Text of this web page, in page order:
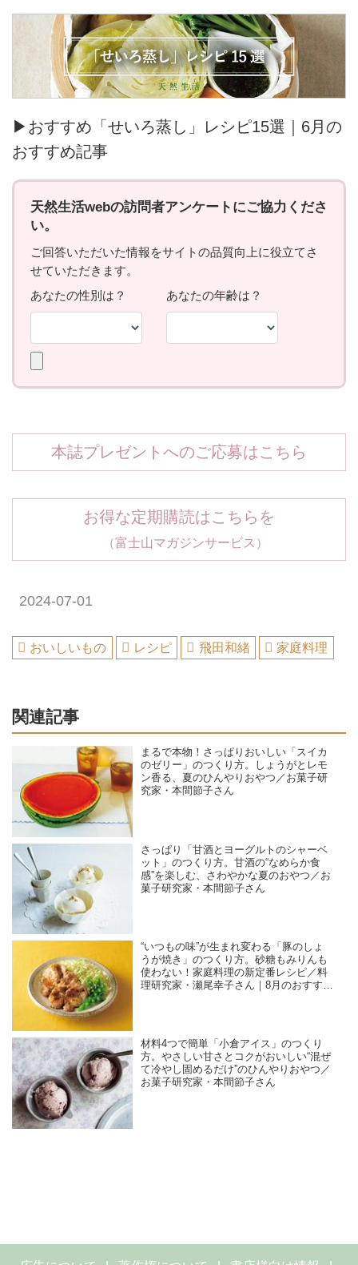
▶おすすめ「せいろ蒸し」レシピ15選｜6月の
おすすめ記事
本誌プレゼントへのご応募はこちら
お得な定期購読はこちらを
（富士山マガジンサービス）
2024-07-01
おいしいもの レシピ 飛田和緒 家庭料理
関連記事
まるで本物！さっぱりおいしい「スイカ
のゼリー」のつくり方。しょうがとレモ
ン香る、夏のひんやりおやつ／お菓子研
究家・本間節子さん
さっぱり「甘酒とヨーグルトのシャーベ
ット」のつくり方。甘酒の“なめらか食
感”を楽しむ、さわやかな夏のおやつ／お
菓子研究家・本間節子さん
“いつもの味”が生まれ変わる「豚のしょ
うが焼き」のつくり方。砂糖もみりんも
使わない！家庭料理の新定番レシピ／料
理研究家・瀬尾幸子さん｜8月のおすすめ
材料4つで簡単「小倉アイス」のつくり
方。やさしい甘さとコクがおいしい“混ぜ
て冷やし固めるだけ”のひんやりおやつ／
お菓子研究家・本間節子さん